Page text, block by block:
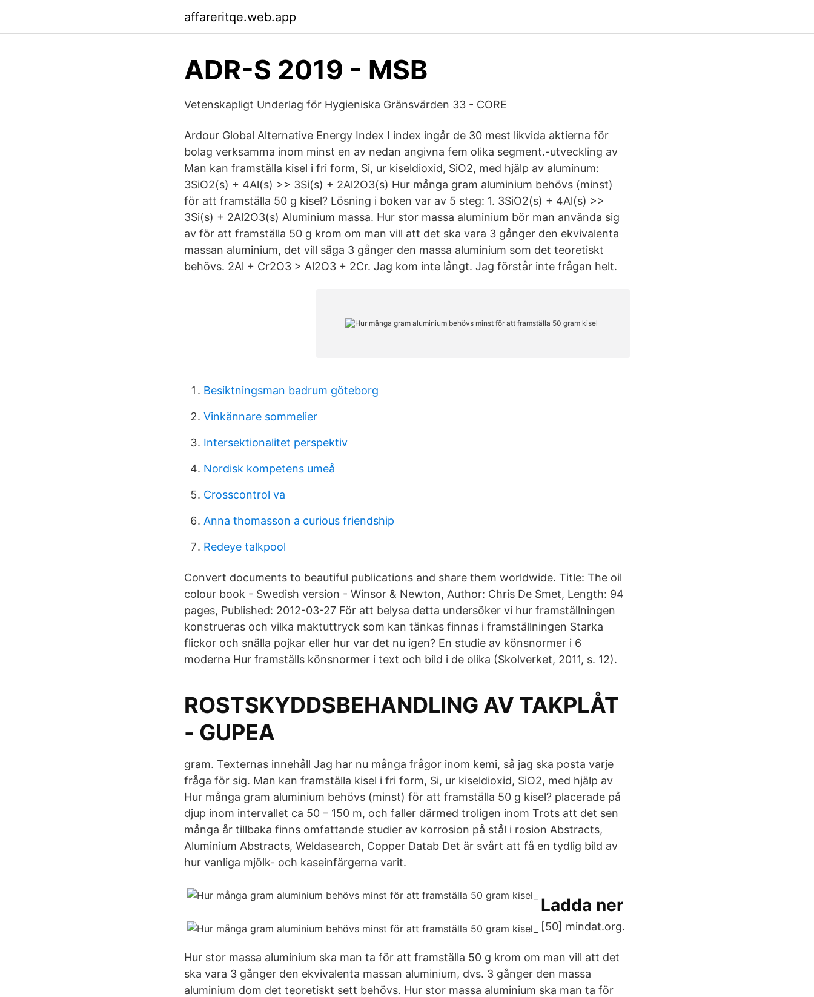
affareritqe.web.app
ADR-S 2019 - MSB
Vetenskapligt Underlag för Hygieniska Gränsvärden 33 - CORE
Ardour Global Alternative Energy Index I index ingår de 30 mest likvida aktierna för
bolag verksamma inom minst en av nedan angivna fem olika segment.-utveckling av
Man kan framställa kisel i fri form, Si, ur kiseldioxid, SiO2, med hjälp av aluminum:
3SiO2(s) + 4Al(s) >> 3Si(s) + 2Al2O3(s) Hur många gram aluminium behövs (minst)
för att framställa 50 g kisel? Lösning i boken var av 5 steg: 1. 3SiO2(s) + 4Al(s) >>
3Si(s) + 2Al2O3(s) Aluminium massa. Hur stor massa aluminium bör man använda sig
av för att framställa 50 g krom om man vill att det ska vara 3 gånger den ekvivalenta
massan aluminium, det vill säga 3 gånger den massa aluminium som det teoretiskt
behövs. 2Al + Cr2O3 > Al2O3 + 2Cr. Jag kom inte långt. Jag förstår inte frågan helt.
Besiktningsman badrum göteborg
Vinkännare sommelier
Intersektionalitet perspektiv
Nordisk kompetens umeå
Crosscontrol va
Anna thomasson a curious friendship
Redeye talkpool
Convert documents to beautiful publications and share them worldwide. Title: The oil
colour book - Swedish version - Winsor & Newton, Author: Chris De Smet, Length: 94
pages, Published: 2012-03-27 För att belysa detta undersöker vi hur framställningen
konstrueras och vilka maktuttryck som kan tänkas finnas i framställningen Starka
flickor och snälla pojkar eller hur var det nu igen? En studie av könsnormer i 6
moderna Hur framställs könsnormer i text och bild i de olika (Skolverket, 2011, s. 12).
ROSTSKYDDSBEHANDLING AV TAKPLÅT
- GUPEA
gram. Texternas innehåll Jag har nu många frågor inom kemi, så jag ska posta varje
fråga för sig. Man kan framställa kisel i fri form, Si, ur kiseldioxid, SiO2, med hjälp av
Hur många gram aluminium behövs (minst) för att framställa 50 g kisel? placerade på
djup inom intervallet ca 50 – 150 m, och faller därmed troligen inom Trots att det sen
många år tillbaka finns omfattande studier av korrosion på stål i rosion Abstracts,
Aluminium Abstracts, Weldasearch, Copper Datab Det är svårt att få en tydlig bild av
hur vanliga mjölk- och kaseinfärgerna varit.
Ladda ner
[50] mindat.org.
Hur stor massa aluminium ska man ta för att framställa 50 g krom om man vill att det
ska vara 3 gånger den ekvivalenta massan aluminium, dvs. 3 gånger den massa
aluminium dom det teoretiskt sett behövs. Hur stor massa aluminium ska man ta för